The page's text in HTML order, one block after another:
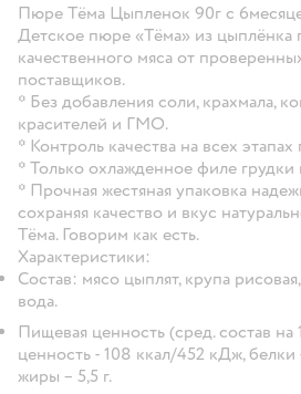
Пюре Тёма Цыпленок 90г с
Детское пюре «Тёма» из цыплёнка
качественного мяса от
поставщиков.
* Без добавления соли, крахмала,
красителей и ГМО.
* Контроль качества на всех
* Только охлажденное филе
* Прочная жестяная упаковка
сохраняя качество и вкус
Тёма. Говорим как есть.
Характеристики:
Состав: мясо цыплят, крупа
вода.
Пищевая ценность (сред. состав на
ценность - 108 ккал/452 кДж, белки -
жиры – 5,5 г.